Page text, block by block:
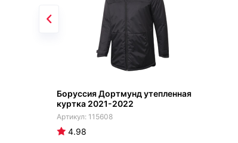
Боруссия Дортмунд утепленная
куртка 2021-2022
115608
4.98